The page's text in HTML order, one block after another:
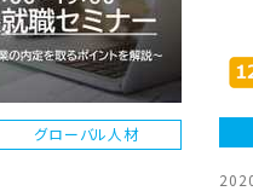
グローバル人材